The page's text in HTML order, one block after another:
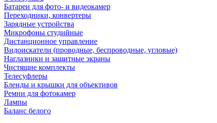
Батареи для фото- и видеокамер
Переходники, конвертеры
Зарядные устройства
Микрофоны студийные
Дистанционное управление
Видоискатели (проводные, беспроводные, угловые)
Наглазники и защитные экраны
Чистящие комплекты
Телесуфлеры
Бленды и крышки для объективов
Ремни для фотокамер
Лампы
Баланс белого